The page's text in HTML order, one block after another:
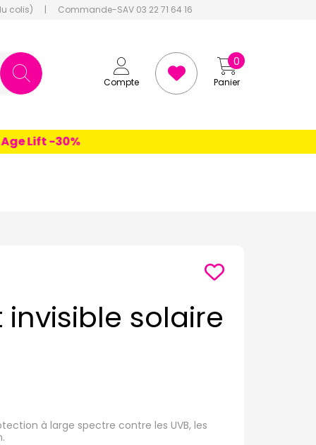
colis) | Commande-SAV 03 22 71 64 16
Compte Panier
0
Lift -30%
invisible solaire
à large spectre contre les UVB, les